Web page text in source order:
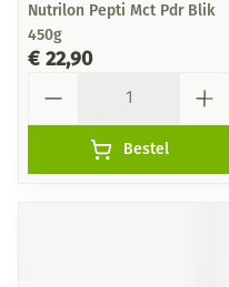
Nutrilon Pepti Mct Pdr Blik
450g
€ 22,90
Bestel